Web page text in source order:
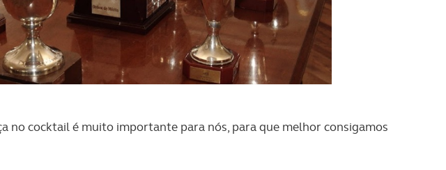
no cocktail é muito importante para nós, para que melhor consigamos